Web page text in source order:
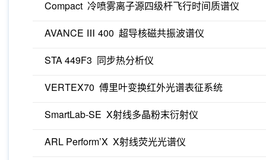
Compact 冷喷雾离子源四级杆飞行时间质谱仪
AVANCE Ⅲ 400 超导核磁共振波谱仪
STA 449F3 同步热分析仪
VERTEX70 傅里叶变换红外光谱表征系统
SmartLab-SE X射线多晶粉末衍射仪
ARL Perform’X X射线荧光光谱仪